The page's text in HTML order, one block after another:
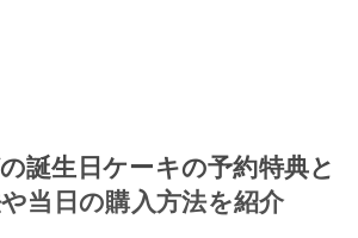
誕生日ケーキの予約特典と
当日の購入方法を紹介